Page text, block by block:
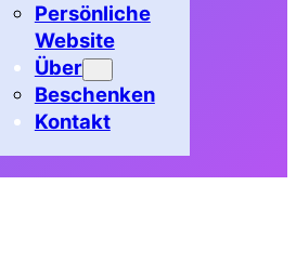
Persönliche
Website
Über
Beschenken
Kontakt